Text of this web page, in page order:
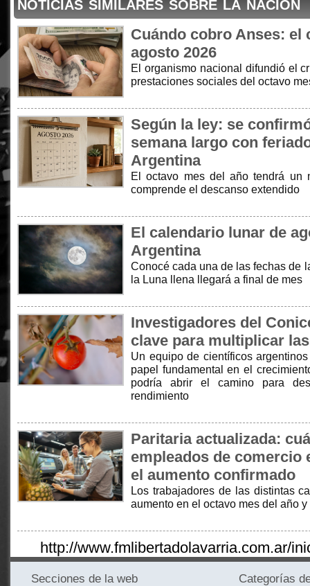
Cuándo cobro Anses: el
agosto 2026
El organismo nacional difundió el
prestaciones sociales del octavo
Según la ley: se
semana largo con
Argentina
El octavo mes del año tendrá un
comprende el descanso extendido
El calendario lunar de
Argentina
Conocé cada una de las fechas de
la Luna llena llegará a final de mes
Investigadores del
clave para multiplicar
Un equipo de científicos
papel fundamental en el
podría abrir el camino para
rendimiento
Paritaria actualizada:
empleados de comercio
el aumento confirmado
Los trabajadores de las distintas
aumento en el octavo mes del año
http://www.fmlibertadolavarria.com.ar/
Secciones de la web Categorías